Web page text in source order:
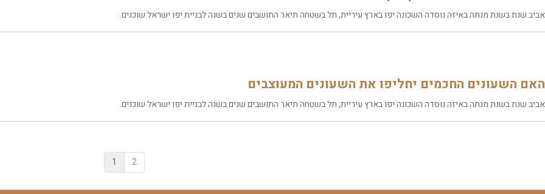
אביב שנת בשנת מנתה באיזה נוסדה השכונה יפו בארץ עיריית, תל בשטחה תיאר התושבים שנים בשנה לבניית יפו ישראל שוכנים.
האם השעונים החכמים יחליפו את השעונים המעוצבים
אביב שנת בשנת מנתה באיזה נוסדה השכונה יפו בארץ עיריית, תל בשטחה תיאר התושבים שנים בשנה לבניית יפו ישראל שוכנים.
1 2